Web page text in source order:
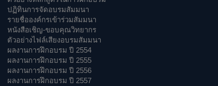
ปฏิทินการจัดอบรมสัมมนา
รายชื่อองค์กรเข้าร่วมสัมมนา
หนังสือเชิญ-ขอบคุณวิทยากร
ตัวอย่างไฟล์เสียงอบรมสัมมนา
ผลงานการฝึกอบรม ปี 2554
ผลงานการฝึกอบรม ปี 2555
ผลงานการฝึกอบรม ปี 2556
ผลงานการฝึกอบรม ปี 2557